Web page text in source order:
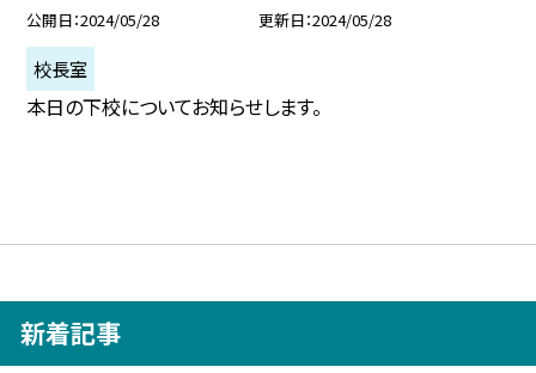
公開日 2024/05/28 更新日 2024/05/28
校長室
本日の下校についてお知らせします。
新着記事